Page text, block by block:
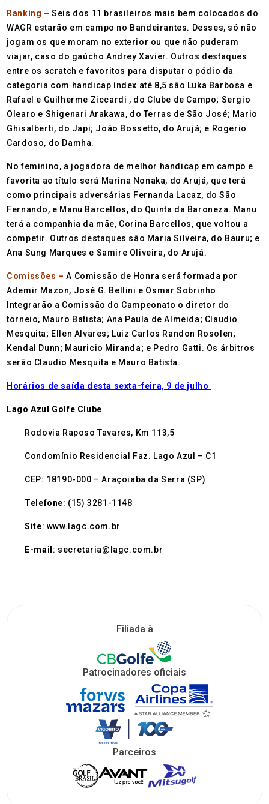
Ranking – Seis dos 11 brasileiros mais bem colocados do
WAGR estarão em campo no Bandeirantes. Desses, só não
jogam os que moram no exterior ou que não puderam
viajar, caso do gaúcho Andrey Xavier. Outros destaques
entre os scratch e favoritos para disputar o pódio da
categoria com handicap índex até 8,5 são Luka Barbosa e
Rafael e Guilherme Ziccardi , do Clube de Campo; Sergio
Olearo e Shigenari Arakawa, do Terras de São José; Mario
Ghisalberti, do Japi; João Bossetto, do Arujá; e Rogerio
Cardoso, do Damha.
No feminino, a jogadora de melhor handicap em campo e
favorita ao título será Marina Nonaka, do Arujá, que terá
como principais adversárias Fernanda Lacaz, do São
Fernando, e Manu Barcellos, do Quinta da Baroneza. Manu
terá a companhia da mãe, Corina Barcellos, que voltou a
competir. Outros destaques são Maria Silveira, do Bauru; e
Ana Sung Marques e Samire Oliveira, do Arujá.
Comissões – A Comissão de Honra será formada por
Ademir Mazon, José G. Bellini e Osmar Sobrinho.
Integrarão a Comissão do Campeonato o diretor do
torneio, Mauro Batista; Ana Paula de Almeida; Claudio
Mesquita; Ellen Alvares; Luiz Carlos Randon Rosolen;
Kendal Dunn; Mauricio Miranda; e Pedro Gatti. Os árbitros
serão Claudio Mesquita e Mauro Batista.
Horários de saída desta sexta-feira, 9 de julho
Lago Azul Golfe Clube
Rodovia Raposo Tavares, Km 113,5
Condomínio Residencial Faz. Lago Azul – C1
CEP: 18190-000 – Araçoiaba da Serra (SP)
Telefone: (15) 3281-1148
Site: www.lagc.com.br
E-mail: secretaria@lagc.com.br
Filiada à
Patrocinadores oficiais
Parceiros